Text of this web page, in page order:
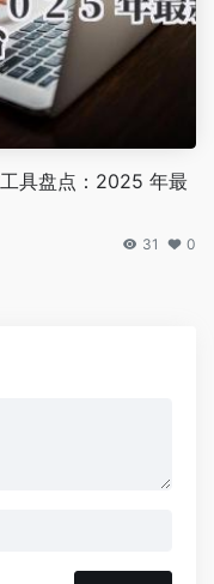
具盘点：2025 年最
31 0